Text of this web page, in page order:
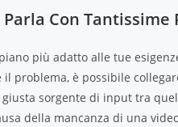
Parla Con
più adatto alle tue
problema, è possibile
sorgente di input tra
della mancanza di una